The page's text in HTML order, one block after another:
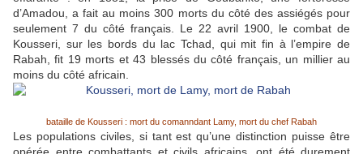
d’Amadou, a fait au moins 300 morts du côté des assiégés pour
seulement 7 du côté français. Le 22 avril 1900, le combat de
Kousseri, sur les bords du lac Tchad, qui mit fin à l’empire de
Rabah, fit 19 morts et 43 blessés du côté français, un millier au
moins du côté africain.
bataille de Kousseri : mort du comanndant Lamy, mort du chef Rabah
Les populations civiles, si tant est qu’une distinction puisse être